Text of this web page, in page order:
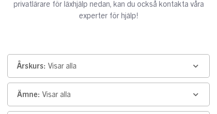
privatlärare för läxhjälp nedan, kan du också kontakta våra
experter för hjälp!
Årskurs: Visar alla
Ämne: Visar alla